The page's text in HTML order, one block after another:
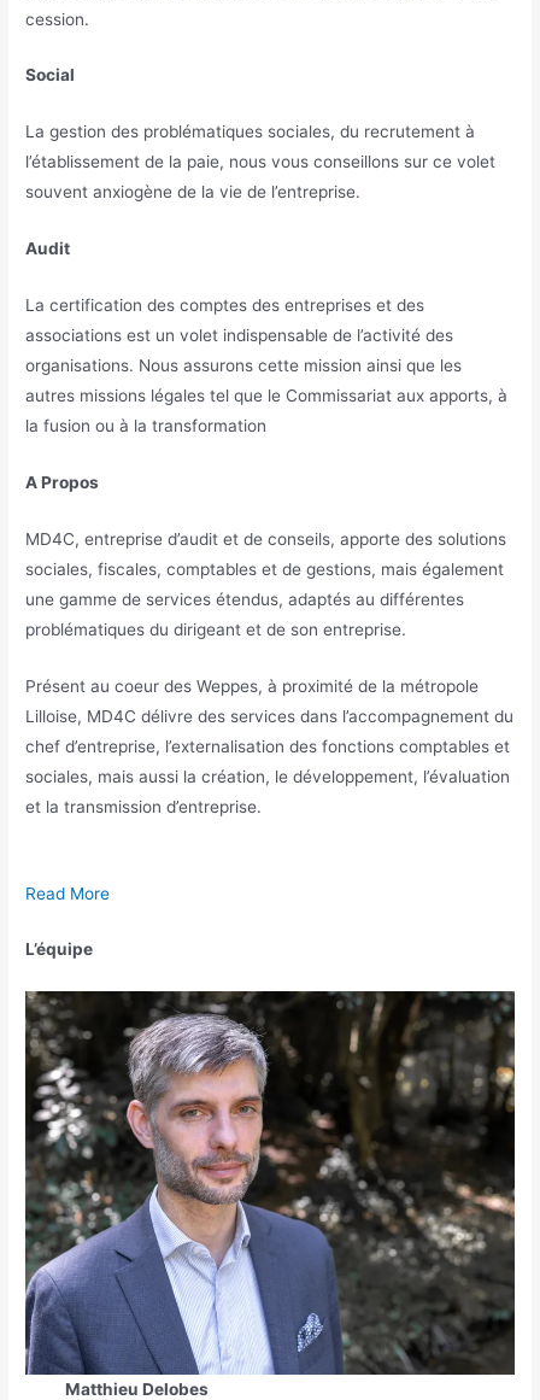
cession.
Social
La gestion des problématiques sociales, du recrutement à
l’établissement de la paie, nous vous conseillons sur ce volet
souvent anxiogène de la vie de l’entreprise.
Audit
La certification des comptes des entreprises et des
associations est un volet indispensable de l’activité des
organisations. Nous assurons cette mission ainsi que les
autres missions légales tel que le Commissariat aux apports, à
la fusion ou à la transformation
A Propos
MD4C, entreprise d’audit et de conseils, apporte des solutions
sociales, fiscales, comptables et de gestions, mais également
une gamme de services étendus, adaptés au différentes
problématiques du dirigeant et de son entreprise.
Présent au coeur des Weppes, à proximité de la métropole
Lilloise, MD4C délivre des services dans l’accompagnement du
chef d’entreprise, l’externalisation des fonctions comptables et
sociales, mais aussi la création, le développement, l’évaluation
et la transmission d’entreprise.
Read More
L’équipe
Matthieu Delobes